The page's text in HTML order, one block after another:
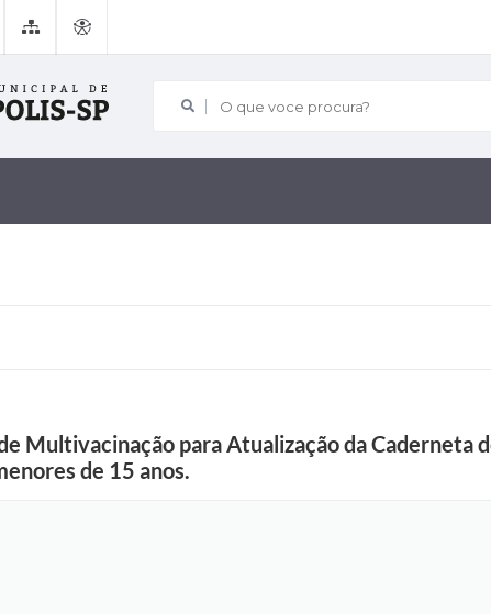
O que voce procura?
Multivacinação para Atualização da Caderneta
de 15 anos.